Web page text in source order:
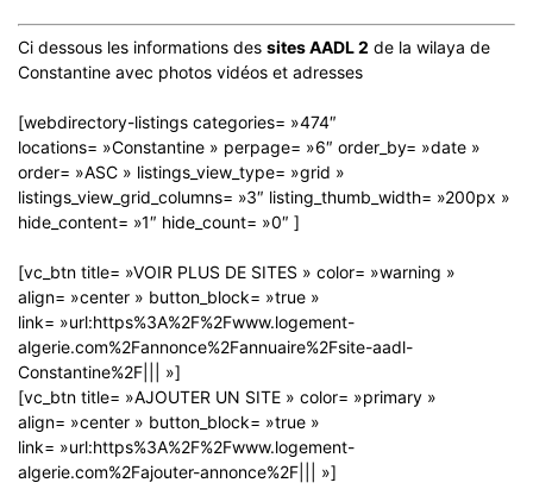
Ci dessous les informations des sites AADL 2 de la wilaya de
Constantine avec photos vidéos et adresses
[webdirectory-listings categories= »474″
locations= »Constantine » perpage= »6″ order_by= »date »
order= »ASC » listings_view_type= »grid »
listings_view_grid_columns= »3″ listing_thumb_width= »200px »
hide_content= »1″ hide_count= »0″ ]
[vc_btn title= »VOIR PLUS DE SITES » color= »warning »
align= »center » button_block= »true »
link= »url:https%3A%2F%2Fwww.logement-
algerie.com%2Fannonce%2Fannuaire%2Fsite-aadl-
Constantine%2F||| »]
[vc_btn title= »AJOUTER UN SITE » color= »primary »
align= »center » button_block= »true »
link= »url:https%3A%2F%2Fwww.logement-
algerie.com%2Fajouter-annonce%2F||| »]